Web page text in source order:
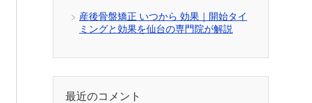
産後骨盤矯正 いつから 効果｜開始タイ
ミングと効果を仙台の専門院が解説
最近のコメント